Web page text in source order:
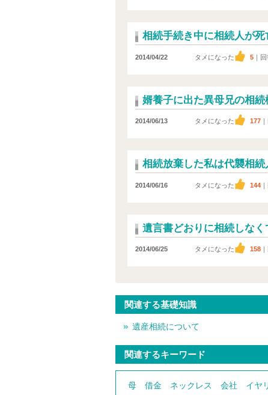
相続手続き中に相続人が死
2014/04/22 タメになった 5 ｜
婿養子に出た異母兄の相続
2014/06/13 タメになった 177
相続放棄した私は代襲相続
2014/06/16 タメになった 144
遺言書どおりに相続しなく
2014/06/25 タメになった 158
関連する基礎知識
遺産相続について
関連するキーワード
母 借金 ネックレス 会社 イヤ